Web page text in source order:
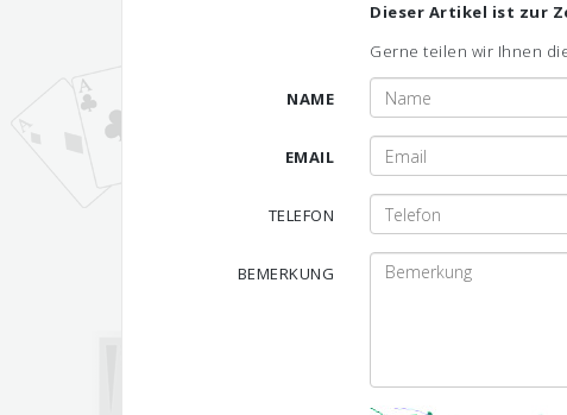
Dieser Artikel ist zur
Gerne teilen wir Ihnen
NAME
EMAIL
TELEFON
BEMERKUNG